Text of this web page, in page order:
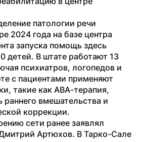
патологии речи
2024 года на базе центра
запуска помощь здесь
детей. В штате работают 13
психиатров, логопедов и
с пациентами применяют
такие как АВА-терапия,
вмешательства и
коррекции.
сети ранее заявлял
Артюхов. В Тарко-Сале